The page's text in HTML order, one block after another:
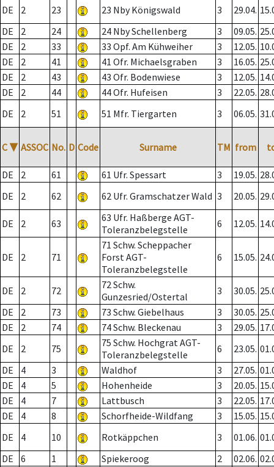
DE
2 23 23 Nby Königswald 3 29.04.
DE
2 24 24 Nby Schellenberg 3 09.05.
DE
2 33 33 Opf. Am Kühweiher 3 12.05.
DE
2 41 41 Ofr. Michaelsgraben 3 16.05.
DE
2 43 43 Ofr. Bodenwiese 3 12.05.
DE
2 44 44 Ofr. Hufeisen 3 22.05.
DE
2 51 51 Mfr. Tiergarten 3 06.05.
C ▼ ASSOC No. D Code Surname TM from
DE 2 61 61 Ufr. Spessart 3 19.05.
DE
2 62 62 Ufr. Gramschatzer Wald 3 20.05.
DE 2 63
63 Ufr. Haßberge AGT-
Toleranzbelegstelle
6 12.05.
DE 2 71
71 Schw. Scheppacher
Forst AGT-
Toleranzbelegstelle
6 15.05.
DE 2 72
72 Schw.
Gunzesried/Ostertal
3 30.05.
DE
2 73 73 Schw. Giebelhaus 3 30.05.
DE
2 74 74 Schw. Bleckenau 3 29.05.
DE
2 75
75 Schw. Hochgrat AGT-
Toleranzbelegstelle
6 23.05.
DE
4 3 Waldhof 3 27.05.
DE
4 5 Hohenheide 3 20.05.
DE
4 7 Lattbusch 3 22.05.
DE
4 8 Schorfheide-Wildfang 3 15.05.
DE
4 10 Rotkäppchen 3 01.06.
DE
6 1 Spiekeroog 2 02.06.